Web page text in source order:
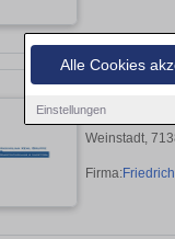
Alle Cookies
Einstellungen
Weinstadt,
Firma: